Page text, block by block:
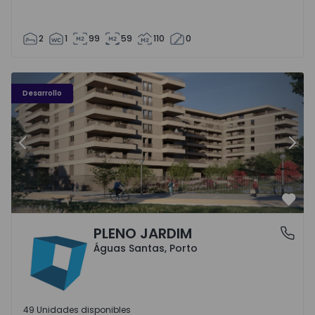
2 1 99 59 110 0
Desarrollo
PLENO JARDIM - 3
Anterior
Águas Santas, PortoPLENO JARDIM
Águas Santas, Porto
49 Unidades disponibles